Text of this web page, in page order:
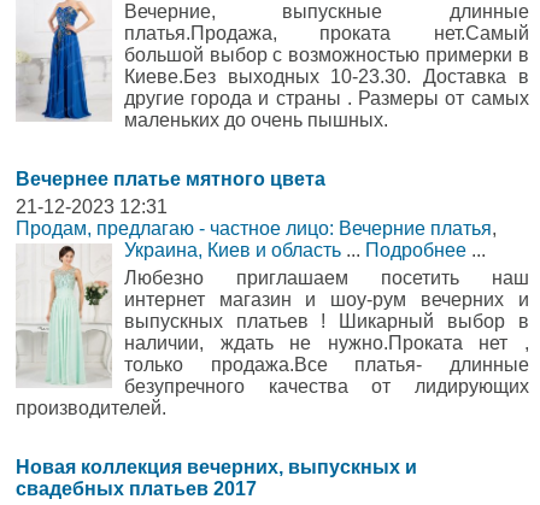
Вечерние, выпускные длинные
платья.Продажа, проката нет.Самый
большой выбор с возможностью примерки в
Киеве.Без выходных 10-23.30. Доставка в
другие города и страны . Размеры от самых
маленьких до очень пышных.
Вечернее платье мятного цвета
21-12-2023 12:31
Продам, предлагаю - частное лицо: Вечерние платья,
Украина, Киев и область ... Подробнее ...
Любезно приглашаем посетить наш
интернет магазин и шоу-рум вечерних и
выпускных платьев ! Шикарный выбор в
наличии, ждать не нужно.Проката нет ,
только продажа.Все платья- длинные
безупречного качества от лидирующих
производителей.
Новая коллекция вечерних, выпускных и
свадебных платьев 2017